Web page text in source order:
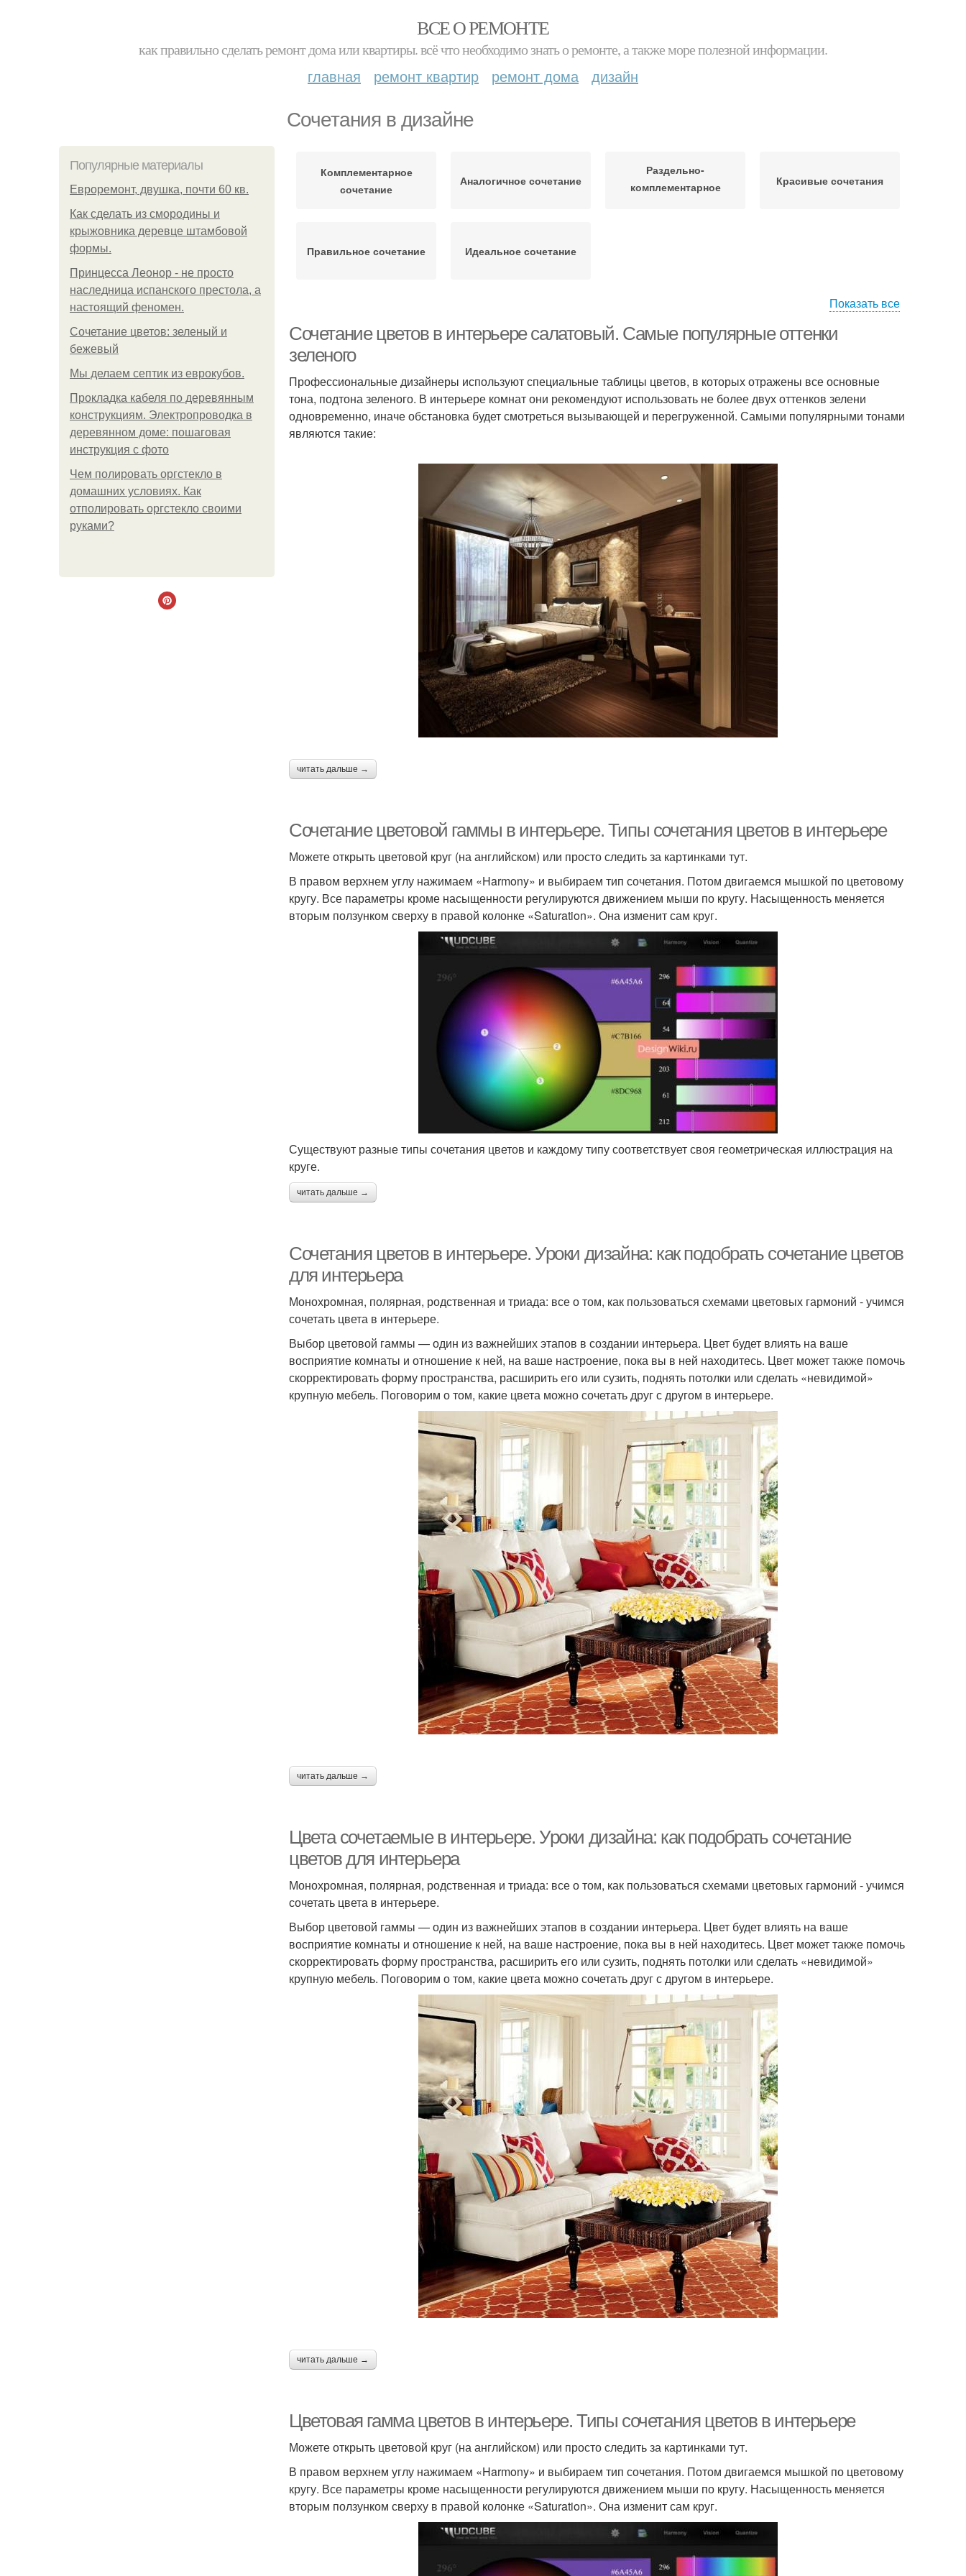
ВСЕ О РЕМОНТЕ
как правильно сделать ремонт дома или квартиры. всё что необходимо знать о ремонте, а также море полезной информации.
главная ремонт квартир ремонт дома дизайн
Сочетания в дизайне
Популярные материалы
Евроремонт, двушка, почти 60 кв.
Как сделать из смородины и
крыжовника деревце штамбовой
формы.
Принцесса Леонор - не просто
наследница испанского престола, а
настоящий феномен.
Сочетание цветов: зеленый и
бежевый
Мы делаем септик из еврокубов.
Прокладка кабеля по деревянным
конструкциям. Электропроводка в
деревянном доме: пошаговая
инструкция с фото
Чем полировать оргстекло в
домашних условиях. Как
отполировать оргстекло своими
руками?
Комплементарное
сочетание
Аналогичное сочетание
Раздельно-
комплементарное
Красивые сочетания
Правильное сочетание Идеальное сочетание
Показать все
Сочетание цветов в интерьере салатовый. Самые популярные оттенки
зеленого
Профессиональные дизайнеры используют специальные таблицы цветов, в которых отражены все основные
тона, подтона зеленого. В интерьере комнат они рекомендуют использовать не более двух оттенков зелени
одновременно, иначе обстановка будет смотреться вызывающей и перегруженной. Самыми популярными тонами
являются такие:
читать дальше →
Сочетание цветовой гаммы в интерьере. Типы сочетания цветов в интерьере
Можете открыть цветовой круг (на английском) или просто следить за картинками тут.
В правом верхнем углу нажимаем «Harmony» и выбираем тип сочетания. Потом двигаемся мышкой по цветовому
кругу. Все параметры кроме насыщенности регулируются движением мыши по кругу. Насыщенность меняется
вторым ползунком сверху в правой колонке «Saturation». Она изменит сам круг.
Существуют разные типы сочетания цветов и каждому типу соответствует своя геометрическая иллюстрация на
круге.
читать дальше →
Сочетания цветов в интерьере. Уроки дизайна: как подобрать сочетание цветов
для интерьера
Монохромная, полярная, родственная и триада: все о том, как пользоваться схемами цветовых гармоний - учимся
сочетать цвета в интерьере.
Выбор цветовой гаммы — один из важнейших этапов в создании интерьера. Цвет будет влиять на ваше
восприятие комнаты и отношение к ней, на ваше настроение, пока вы в ней находитесь. Цвет может также помочь
скорректировать форму пространства, расширить его или сузить, поднять потолки или сделать «невидимой»
крупную мебель. Поговорим о том, какие цвета можно сочетать друг с другом в интерьере.
читать дальше →
Цвета сочетаемые в интерьере. Уроки дизайна: как подобрать сочетание
цветов для интерьера
Монохромная, полярная, родственная и триада: все о том, как пользоваться схемами цветовых гармоний - учимся
сочетать цвета в интерьере.
Выбор цветовой гаммы — один из важнейших этапов в создании интерьера. Цвет будет влиять на ваше
восприятие комнаты и отношение к ней, на ваше настроение, пока вы в ней находитесь. Цвет может также помочь
скорректировать форму пространства, расширить его или сузить, поднять потолки или сделать «невидимой»
крупную мебель. Поговорим о том, какие цвета можно сочетать друг с другом в интерьере.
читать дальше →
Цветовая гамма цветов в интерьере. Типы сочетания цветов в интерьере
Можете открыть цветовой круг (на английском) или просто следить за картинками тут.
В правом верхнем углу нажимаем «Harmony» и выбираем тип сочетания. Потом двигаемся мышкой по цветовому
кругу. Все параметры кроме насыщенности регулируются движением мыши по кругу. Насыщенность меняется
вторым ползунком сверху в правой колонке «Saturation». Она изменит сам круг.